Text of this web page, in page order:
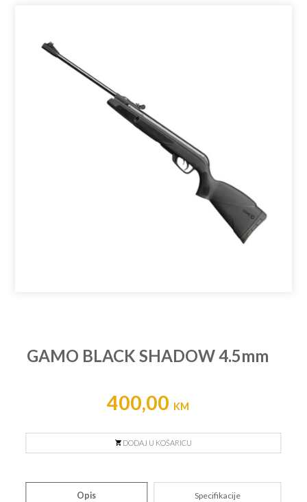
GAMO BLACK SHADOW 4.5mm
400,00 KM
DODAJ U KOŠARICU
Opis Specifikacije